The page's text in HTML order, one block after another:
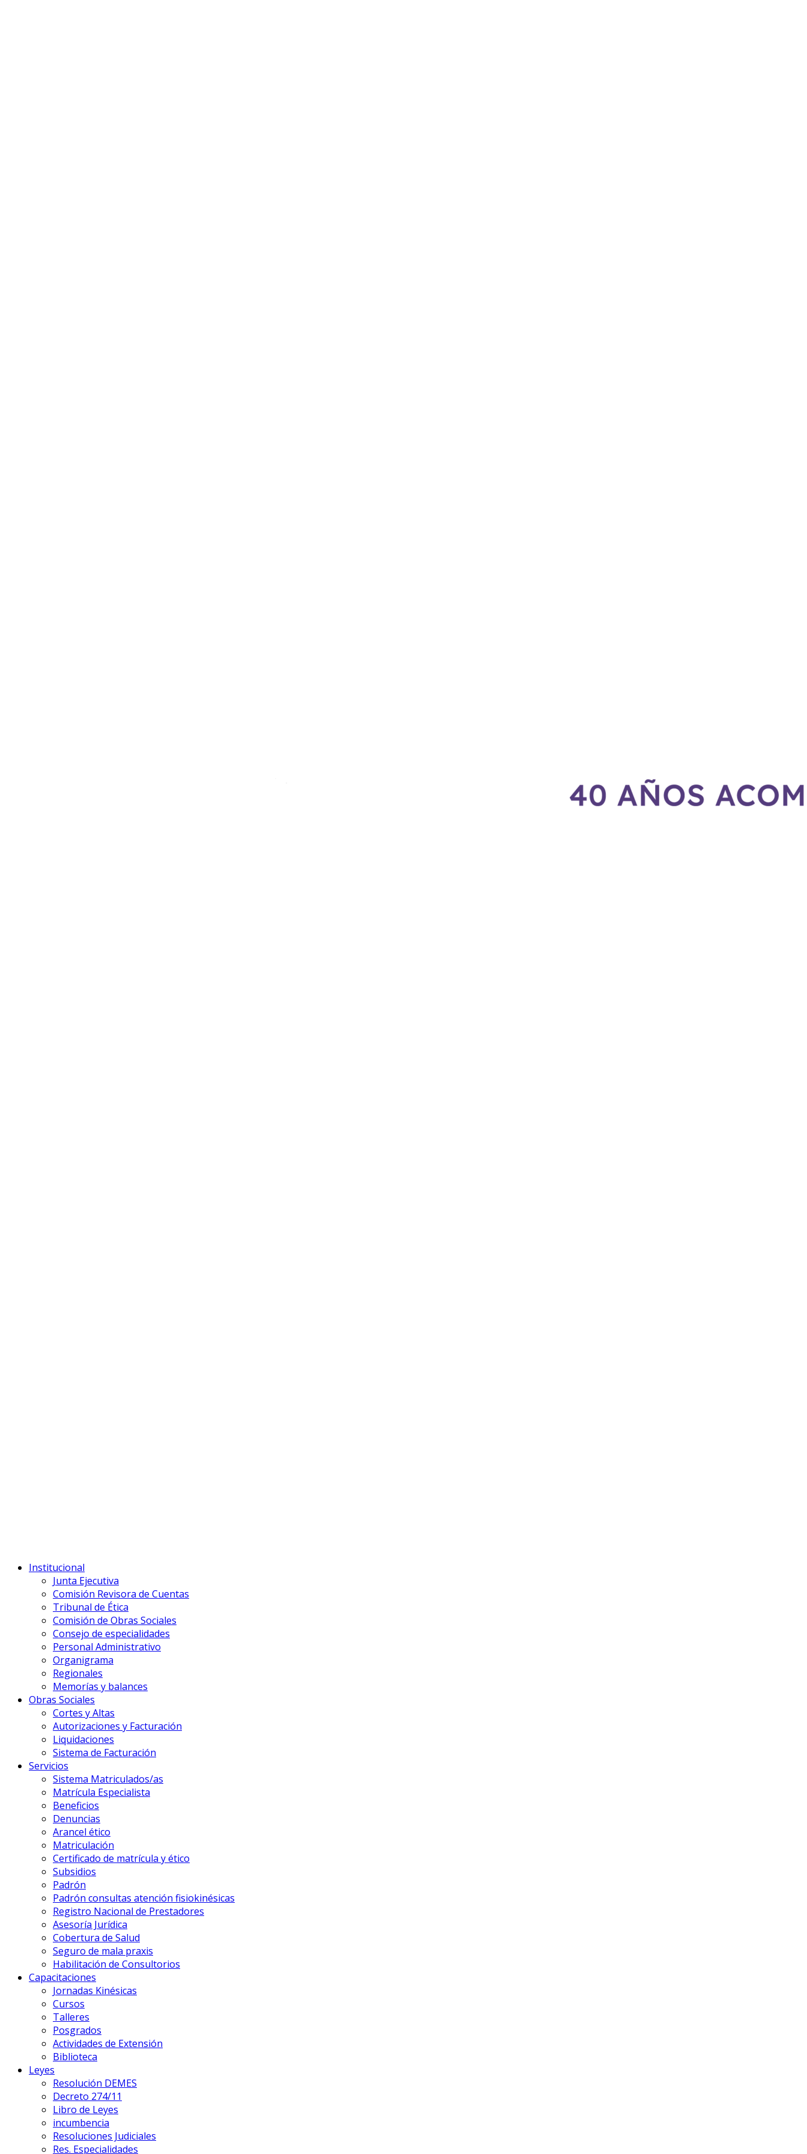
Institucional
Junta Ejecutiva
Comisión Revisora de Cuentas
Tribunal de Ética
Comisión de Obras Sociales
Consejo de especialidades
Personal Administrativo
Organigrama
Regionales
Memorías y balances
Obras Sociales
Cortes y Altas
Autorizaciones y Facturación
Liquidaciones
Sistema de Facturación
Servicios
Sistema Matriculados/as
Matrícula Especialista
Beneficios
Denuncias
Arancel ético
Matriculación
Certificado de matrícula y ético
Subsidios
Padrón
Padrón consultas atención fisiokinésicas
Registro Nacional de Prestadores
Asesoría Jurídica
Cobertura de Salud
Seguro de mala praxis
Habilitación de Consultorios
Capacitaciones
Jornadas Kinésicas
Cursos
Talleres
Posgrados
Actividades de Extensión
Biblioteca
Leyes
Resolución DEMES
Decreto 274/11
Libro de Leyes
incumbencia
Resoluciones Judiciales
Res. Especialidades